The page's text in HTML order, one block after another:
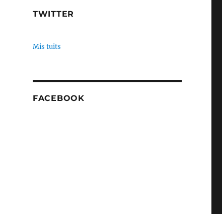
TWITTER
Mis tuits
FACEBOOK